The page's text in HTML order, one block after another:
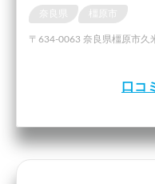
奈良県
〒634-0063 奈良県橿原市久
口コ